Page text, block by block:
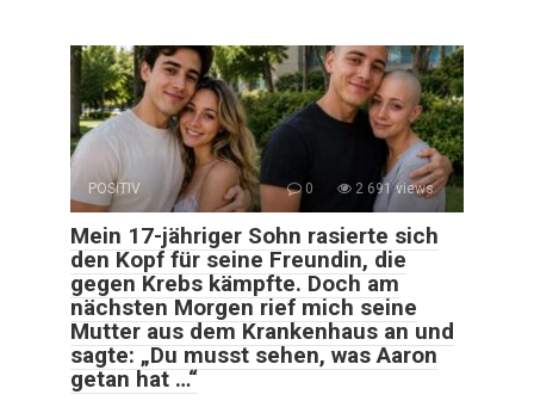
POSITIV 0 2 691 views
Mein 17-jähriger Sohn rasierte sich
den Kopf für seine Freundin, die
gegen Krebs kämpfte. Doch am
nächsten Morgen rief mich seine
Mutter aus dem Krankenhaus an und
sagte: „Du musst sehen, was Aaron
getan hat …“